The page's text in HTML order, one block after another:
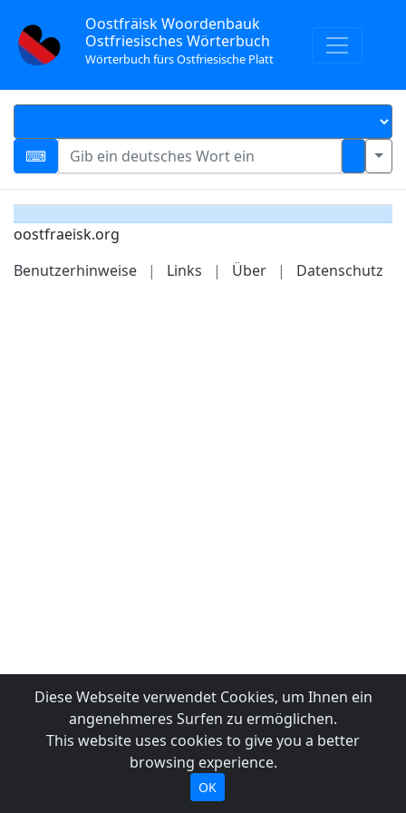
Oostfräisk Woordenbauk
Ostfriesisches Wörterbuch
Wörterbuch fürs Ostfriesische Platt
oostfraeisk.org
Benutzerhinweise
| Links | Über | Datenschutz
Diese Webseite verwendet Cookies, um Ihnen ein
angenehmeres Surfen zu ermöglichen.
This website uses cookies to give you a better
browsing experience.
OK